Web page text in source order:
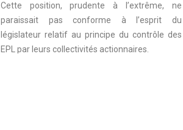
Cette position, prudente à l’extrême, ne
paraissait pas conforme à l’esprit du
législateur relatif au principe du contrôle des
EPL par leurs collectivités actionnaires.